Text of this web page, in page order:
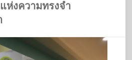
ห่งความทรงจำ